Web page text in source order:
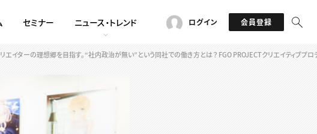
セミナー ニュース・トレンド ログイン 会員登録
エイターの理想郷を目指す。“社内政治が無い”という同社での働き方とは？ FGO PROJECTクリエイティブプ